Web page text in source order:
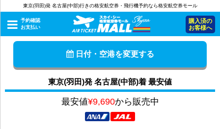
東京(羽田)発 名古屋(中部)行きの格安航空券・飛行機予約なら格安航空券モール
予約確認
お支払い
購入済の
お客様へ
日付・空港を変更する
東京(羽田)発 名古屋(中部)着 最安値
最安値¥9,690から販売中